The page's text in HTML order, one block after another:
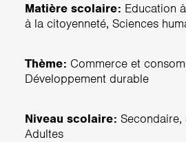
Matière scolaire: Education
à la citoyenneté, Sciences
Thème: Commerce et
Développement durable
Niveau scolaire: Secondaire,
Adultes